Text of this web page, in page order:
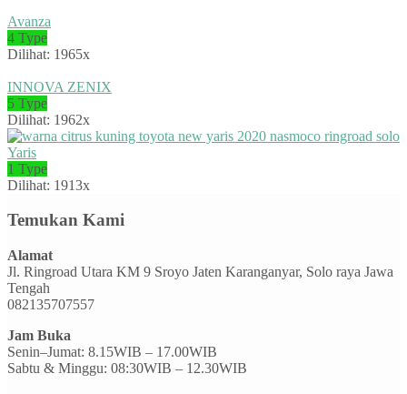
Avanza
4 Type
Dilihat: 1965x
INNOVA ZENIX
5 Type
Dilihat: 1962x
Yaris
1 Type
Dilihat: 1913x
Temukan Kami
Alamat
Jl. Ringroad Utara KM 9 Sroyo Jaten Karanganyar, Solo raya Jawa
Tengah
082135707557
Jam Buka
Senin–Jumat: 8.15WIB – 17.00WIB
Sabtu & Minggu: 08:30WIB – 12.30WIB